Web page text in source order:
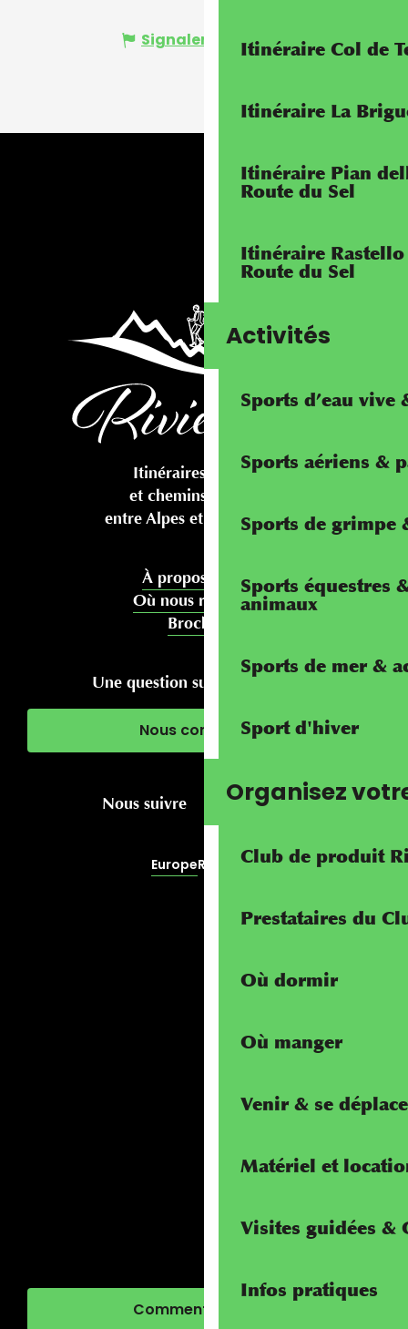
Itinéraire Col de
Itinéraire La
Itinéraire Pian
Route du Sel
Itinéraire
Route du Sel
Activités
Sports d’eau vive
Sports aériens &
Sports de grimpe
Sports équestres
animaux
Sports de mer &
Sport d'hiver
Organisez
Club de produit
Prestataires du
Où dormir
Où manger
Venir & se
Matériel et
Visites guidées &
Infos pratiques
Signaler une erreur
Itinéraires cyclables
et chemins pédestres
entre Alpes et Méditerranée
À propos de nous
Où nous rencontrer
Brochures
Une question sur votre séjour ?
Nous contacter
Nous suivre
EuropeRivierALP
Comment venir ?